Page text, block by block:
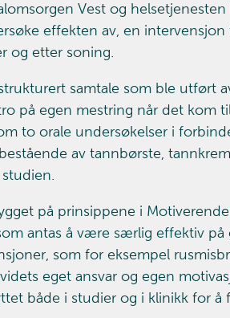
Vest og
effekten av, en
og etter soning.
samtale som ble utført
på egen mestring når det kom
to orale undersøkelser i
av tannbørste,
på prinsippene i
antas å være særlig effektiv på
som for eksempel
eget ansvar og egen
både i studier og i klinikk for å